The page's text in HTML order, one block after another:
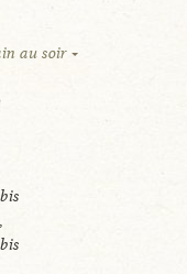
au soir
bis
bis